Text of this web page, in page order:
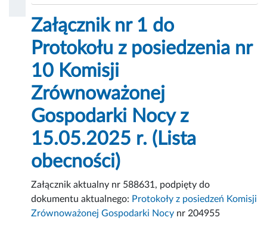
Załącznik nr 1 do
Protokołu z posiedzenia nr
10 Komisji
Zrównoważonej
Gospodarki Nocy z
15.05.2025 r. (Lista
obecności)
Załącznik aktualny nr 588631, podpięty do
dokumentu aktualnego: Protokoły z posiedzeń Komisji
Zrównoważonej Gospodarki Nocy nr 204955